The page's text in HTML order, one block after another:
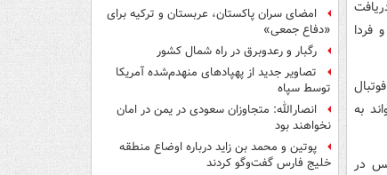
فردا
به
در
امضای سران پاکستان، عربستان و ترکیه برای
«دفاع جمعی»
رگبار و رعدوبرق در راه شمال کشور
تصاویر جدید از پهپادهای منهدم‌شده آمریکا
توسط سپاه
انصارالله: متجاوزان سعودی در یمن در امان
نخواهند بود
پوتین و محمد بن زاید درباره اوضاع منطقه
خلیج فارس گفت‌وگو کردند